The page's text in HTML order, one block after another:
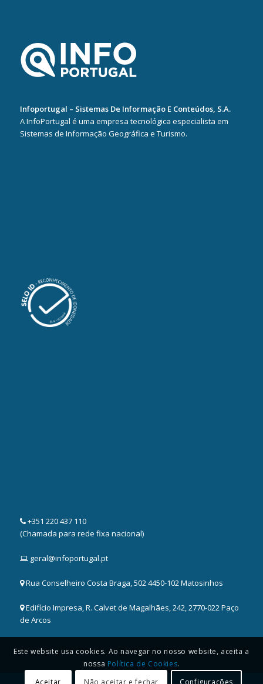
Infoportugal – Sistemas De Informação E Conteúdos, S.A.
A InfoPortugal é uma empresa tecnológica especialista em
Sistemas de Informação Geográfica e Turismo.
+351 220 437 110
(Chamada para rede fixa nacional)
geral@infoportugal.pt
Rua Conselheiro Costa Braga, 502 4450-102 Matosinhos
Edifício Impresa, R. Calvet de Magalhães, 242, 2770-022 Paço
de Arcos
Este website usa cookies. Ao navegar no nosso website, aceita a
nossa Política de Cookies.